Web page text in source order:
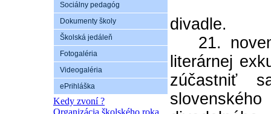
Sociálny pedagóg
Dokumenty školy
Školská jedáleň
Fotogaléria
Videogaléria
ePrihláška
Kedy zvoní ?
Organizácia školského roka
divadle.
21.
literárnej
zúčastniť